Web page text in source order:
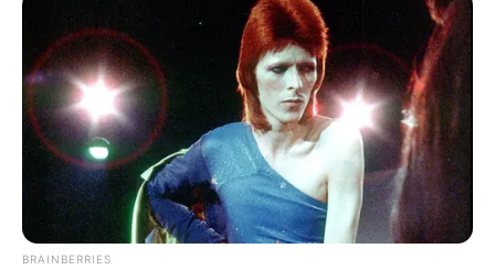
ΦΩΤΙΑ ΤΩΡΑ στην Εύβοια: Συναγερμός για
δύο εστίες
Πότε γιορτάζει ο Ματθαίος;
Ακολουθήστε το evianews.com στοGoogle
News
BRAINBERRIES